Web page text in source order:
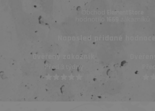
Obchod ElementStore
hodnotilo
Naposled přidané
Ověřený zákazník
Před 3 týdny